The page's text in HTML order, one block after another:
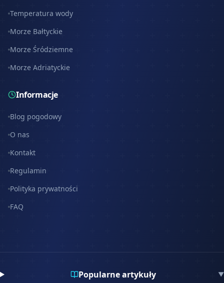
Temperatura wody
Morze Bałtyckie
Morze Śródziemne
Morze Adriatyckie
Informacje
Blog pogodowy
O nas
Kontakt
Regulamin
Polityka prywatności
FAQ
Popularne artykuły ▼